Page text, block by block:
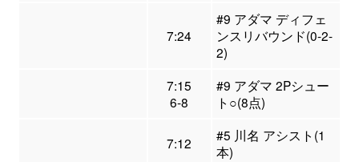
7:24
#9 アダマ ディフェ
ンスリバウンド(0-2-
2)
7:15
6-8
#9 アダマ 2Pシュー
ト○(8点)
7:12
#5 川名 アシスト(1
本)